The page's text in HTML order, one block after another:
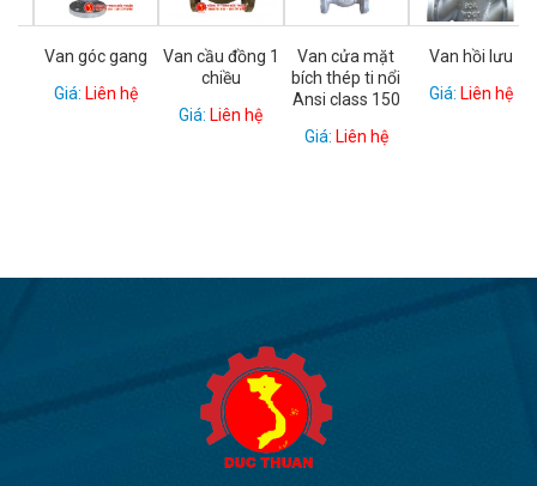
Van góc gang
Giá:Liên hệ
Van cầu đồng 1
chiều
Giá:Liên hệ
Van cửa mặt
bích thép ti nổi
Ansi class 150
Giá:Liên hệ
Van hồi lưu
Giá:Liên hệ